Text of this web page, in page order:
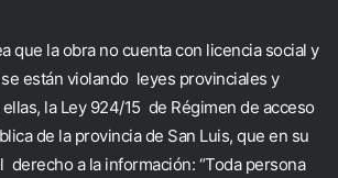
que la obra no cuenta con licencia social y
están violando leyes provinciales y
la Ley 924/15 de Régimen de acceso
de la provincia de San Luis, que en su
derecho a la información: “Toda persona